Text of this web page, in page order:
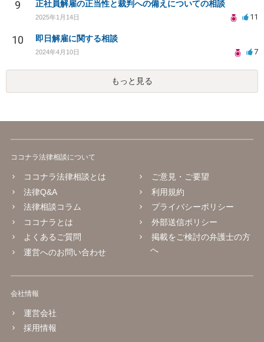
9 正社員解雇の正当性と裁判への備えについての相談
2025年1月14日 11
10 即日解雇に関する相談
2024年4月10日 7
もっと見る
ココナラ法律相談について
ココナラ法律相談とは
法律Q&A
法律相談コラム
ココナラとは
よくあるご質問
運営へのお問い合わせ
ご意見・ご要望
利用規約
プライバシーポリシー
外部送信ポリシー
掲載をご検討の弁護士の方
へ
会社情報
運営会社
採用情報